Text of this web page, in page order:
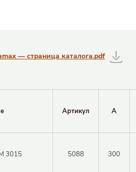
о товаре
— страница каталога.pdf
Артикул A
3015 5088 300